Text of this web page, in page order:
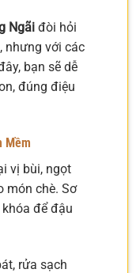
Ngãi đòi hỏi
nhưng với các
bạn sẽ dễ
đúng điệu
Mềm
vị bùi, ngọt
món chè. Sơ
để đậu
rửa sạch